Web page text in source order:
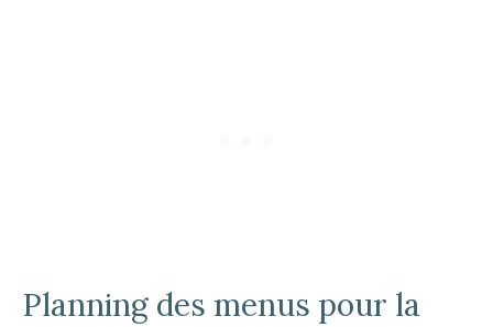
Planning des menus pour la